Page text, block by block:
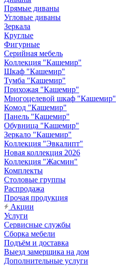
Прямые диваны
Угловые диваны
Зеркала
Круглые
Фигурные
Серийная мебель
Коллекция "Кашемир"
Шкаф "Кашемир"
Тумба "Кашемир"
Прихожая "Кашемир"
Многоцелевой шкаф "Кашемир"
Комод "Кашемир"
Панель "Кашемир"
Обувница "Кашемир"
Зеркало "Кашемир"
Коллекция "Эвкалипт"
Новая коллекция 2026
Коллекция "Жасмин"
Комплекты
Столовые группы
Распродажа
Прочая продукция
Акции
Услуги
Сервисные службы
Сборка мебели
Подъём и доставка
Выезд замерщика на дом
Дополнительные услуги